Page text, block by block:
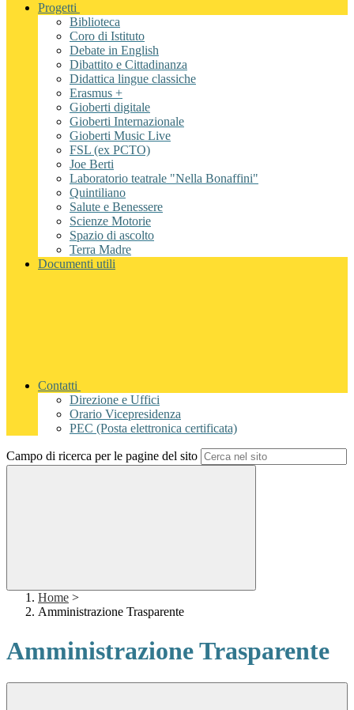
Progetti
Biblioteca
Coro di Istituto
Debate in English
Dibattito e Cittadinanza
Didattica lingue classiche
Erasmus +
Gioberti digitale
Gioberti Internazionale
Gioberti Music Live
FSL (ex PCTO)
Joe Berti
Laboratorio teatrale "Nella Bonaffini"
Quintiliano
Salute e Benessere
Scienze Motorie
Spazio di ascolto
Terra Madre
Documenti utili
Contatti
Direzione e Uffici
Orario Vicepresidenza
PEC (Posta elettronica certificata)
Campo di ricerca per le pagine del sito
Home >
Amministrazione Trasparente
Amministrazione Trasparente